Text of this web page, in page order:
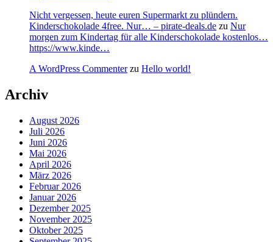
Nicht vergessen, heute euren Supermarkt zu plündern.
Kinderschokolade 4free. Nur… – pirate-deals.de zu Nur
morgen zum Kindertag für alle Kinderschokolade kostenlos…
https://www.kinde…
A WordPress Commenterzu Hello world!
Archiv
August 2026
Juli 2026
Juni 2026
Mai 2026
April 2026
März 2026
Februar 2026
Januar 2026
Dezember 2025
November 2025
Oktober 2025